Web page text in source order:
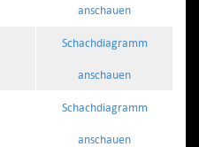
anschauen
Schachdiagramm
anschauen
Schachdiagramm
anschauen